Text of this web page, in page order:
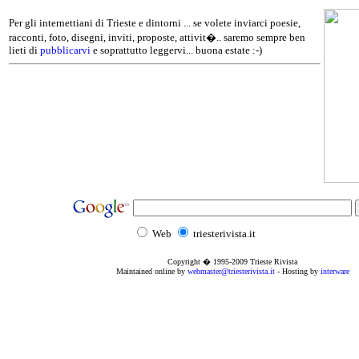
Per gli internettiani di Trieste e dintorni ... se volete inviarci poesie,
racconti, foto, disegni, inviti, proposte, attivit�.. saremo sempre ben
lieti di pubblicarvi e soprattutto leggervi... buona estate :-)
Web triesterivista.it
Copyright � 1995-2009 Trieste Rivista
Maintained online by webmaster@triesterivista.it- Hosting by interware